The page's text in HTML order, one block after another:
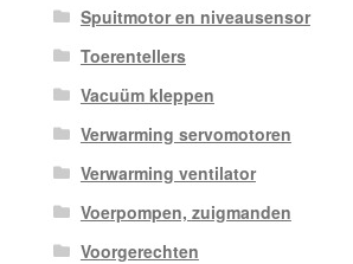
Spuitmotor en niveausensor
Toerentellers
Vacuüm kleppen
Verwarming servomotoren
Verwarming ventilator
Voerpompen, zuigmanden
Voorgerechten